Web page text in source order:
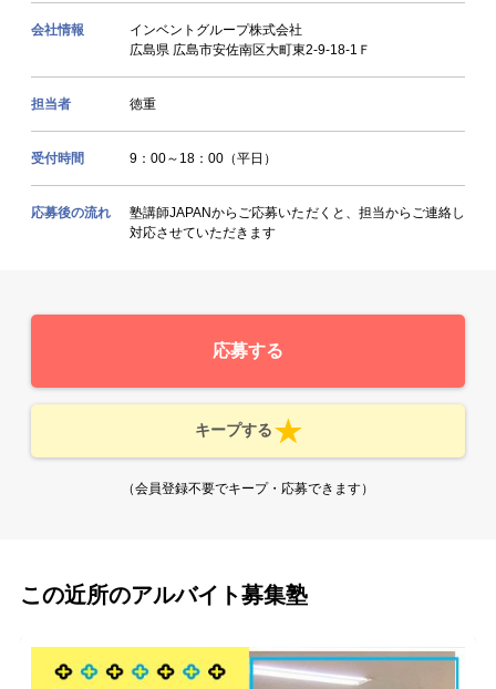
会社情報
インベントグループ株式会社
広島県 広島市安佐南区大町東2-9-18-1Ｆ
担当者 徳重
受付時間 9：00～18：00（平日）
応募後の流れ
塾講師JAPANからご応募いただくと、担当からご連絡し
対応させていただきます
応募する
キープする
（会員登録不要でキープ・応募できます）
この近所のアルバイト募集塾